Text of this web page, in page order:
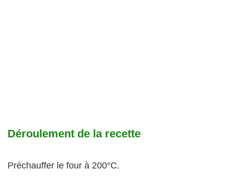
Déroulement de la recette
Préchauffer le four à 200°C.